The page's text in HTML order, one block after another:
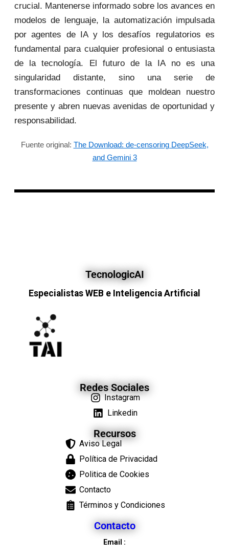
crucial. Mantenerse informado sobre los avances en
modelos de lenguaje, la automatización impulsada
por agentes de IA y los desafíos regulatorios es
fundamental para cualquier profesional o entusiasta
de la tecnología. El futuro de la IA no es una
singularidad distante, sino una serie de
transformaciones continuas que moldean nuestro
presente y abren nuevas avenidas de oportunidad y
responsabilidad.
Fuente original: The Download: de-censoring DeepSeek,
and Gemini 3
TecnologicAI
Especialistas WEB e Inteligencia Artificial
Redes Sociales
Instagram
Linkedin
Recursos
Aviso Legal
Política de Privacidad
Politica de Cookies
Contacto
Términos y Condiciones
Contacto
Email :